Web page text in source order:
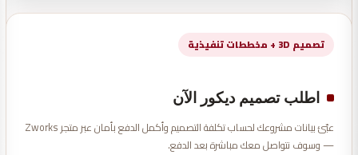
تصميم 3D + مخططات تنفيذية
اطلب تصميم ديكور الآن
عبّئ بيانات مشروعك لحساب تكلفة التصميم وأكمل الدفع بأمان عبر متجر Zworks
— وسوف نتواصل معك مباشرة بعد الدفع.